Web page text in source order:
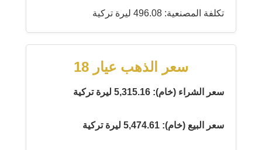
تكلفة المصنعية: 496.08 ليرة تركية
سعر الذهب عيار 18
سعر الشراء (خام): 5,315.16 ليرة تركية
سعر البيع (خام): 5,474.61 ليرة تركية